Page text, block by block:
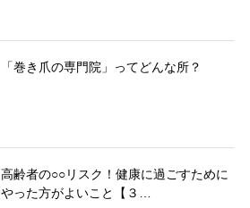
「巻き爪の専門院」ってどんな所？
高齢者の○○リスク！健康に過ごすために
やった方がよいこと【３…